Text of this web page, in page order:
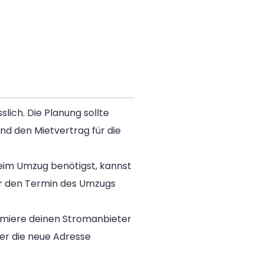
Die Planung sollte
den Mietvertrag für die
Umzug benötigst, kannst
Termin des Umzugs
deinen Stromanbieter
die neue Adresse